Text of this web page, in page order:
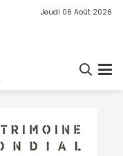
Jeudi 06 Août 2026